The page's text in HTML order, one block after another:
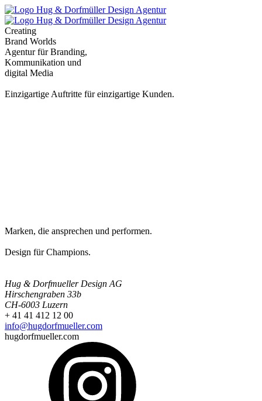
Creating
Brand Worlds
Agentur für Branding,
Kommunikation und
digital Media
Einzigartige Auftritte für einzigartige Kunden.
Marken, die ansprechen und performen.
Design für Champions.
Hug & Dorfmueller Design AG
Hirschengraben 33b
CH-6003 Luzern
+ 41 41 412 12 00
info@hugdorfmueller.com
hugdorfmueller.com